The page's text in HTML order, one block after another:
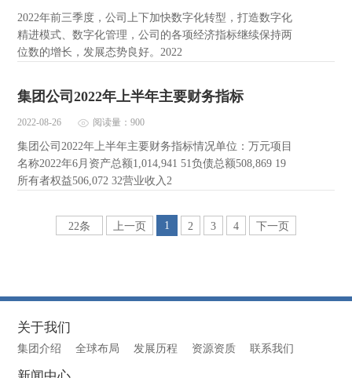
2022年前三季度，公司上下加快数字化转型，打造数字化
精进模式、数字化管理，公司的各项经济指标继续保持两
位数的增长，发展态势良好。2022
集团公司2022年上半年主要财务指标
2022-08-26 阅读量：900
集团公司2022年上半年主要财务指标情况单位：万元项目
名称2022年6月资产总额1,014,941 51负债总额508,869 19
所有者权益506,072 32营业收入2
22条 上一页 1 2 3 4 下一页
关于我们
集团介绍 全球布局 发展历程 资源资质 联系我们